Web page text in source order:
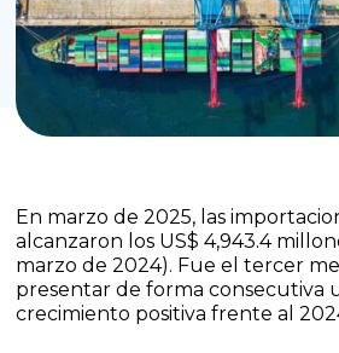
En marzo de 2025, las
alcanzaron los US$ 4,943.4
marzo de 2024). Fue el tercer
presentar de forma consecutiva
crecimiento positiva frente al